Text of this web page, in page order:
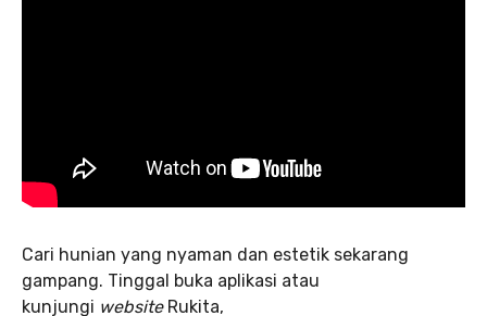
Cari hunian yang nyaman dan estetik sekarang
gampang. Tinggal buka aplikasi atau
kunjungi websiteRukita,